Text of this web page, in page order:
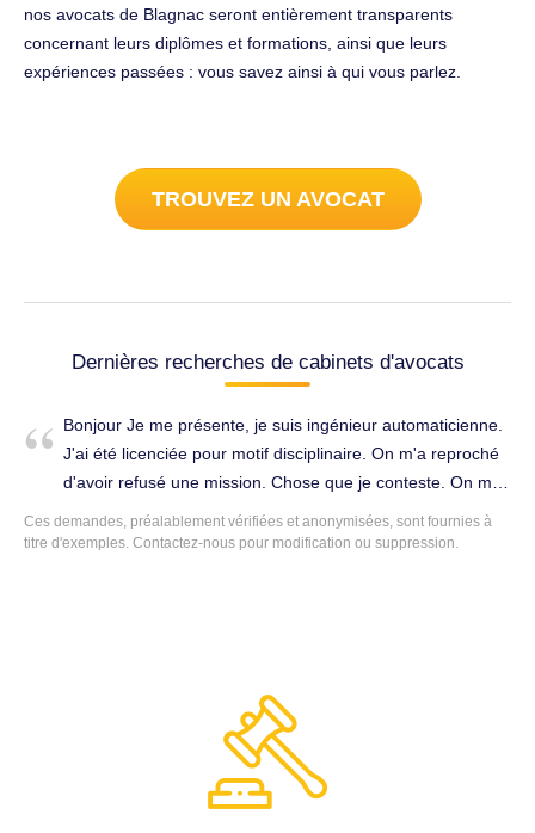
nos avocats de Blagnac seront entièrement transparents
concernant leurs diplômes et formations, ainsi que leurs
expériences passées : vous savez ainsi à qui vous parlez.
TROUVEZ UN AVOCAT
Dernières recherches de cabinets d'avocats
Bonjour Je me présente, je suis ingénieur automaticienne.
J'ai été licenciée pour motif disciplinaire. On m'a reproché
d'avoir refusé une mission. Chose que je conteste. On m'a
licencié suite à une mission fictive (une mission.quo
n'existe même pas ). En plus de ça, je reçois la.lettre de
Travail à Blagnac (31700).
Ces demandes, préalablement vérifiées et anonymisées, sont fournies à
titre d'exemples. Contactez-nous pour modification ou suppression.